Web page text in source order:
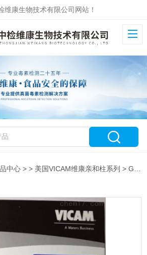
维康生物技术有限公司网站！
中心 > > 美国VICAM维康亲和柱系列 > G1024，25支/盒美国维康黄曲霉总量免疫亲和柱